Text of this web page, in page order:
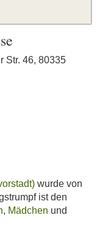
Str. 46, 80335
wurde von
ist den
, Mädchen und